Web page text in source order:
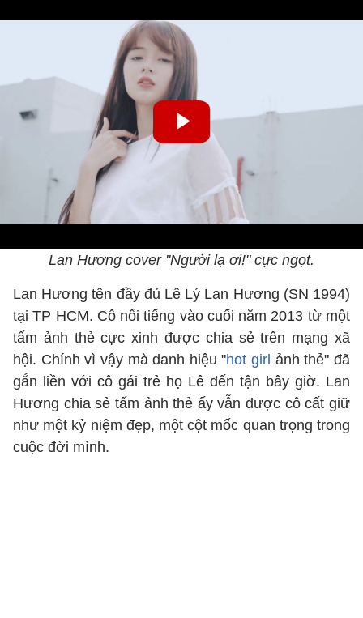
Lan Hương cover ''Người lạ ơi!" cực ngọt.
Lan Hương tên đầy đủ Lê Lý Lan Hương (SN 1994)
tại TP HCM. Cô nổi tiếng vào cuối năm 2013 từ một
tấm ảnh thẻ cực xinh được chia sẻ trên mạng xã
hội. Chính vì vậy mà danh hiệu "hot girl ảnh thẻ" đã
gắn liền với cô gái trẻ họ Lê đến tận bây giờ. Lan
Hương chia sẻ tấm ảnh thẻ ấy vẫn được cô cất giữ
như một kỷ niệm đẹp, một cột mốc quan trọng trong
cuộc đời mình.